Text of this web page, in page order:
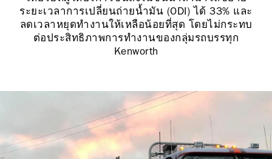
ระยะเวลาการเปลี่ยนถ่ายน้ำมัน (ODI) ได้ 33% และ
ลดเวลาหยุดทำงานให้เหลือน้อยที่สุด โดยไม่กระทบ
ต่อประสิทธิภาพการทำงานของกลุ่มรถบรรทุก
Kenworth